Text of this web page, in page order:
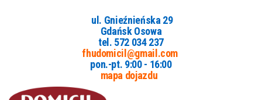
ul. Gnieźnieńska 29
Gdańsk Osowa
tel. 572 034 237
fhudomicil@gmail.com
pon.-pt. 9:00 - 16:00
mapa dojazdu